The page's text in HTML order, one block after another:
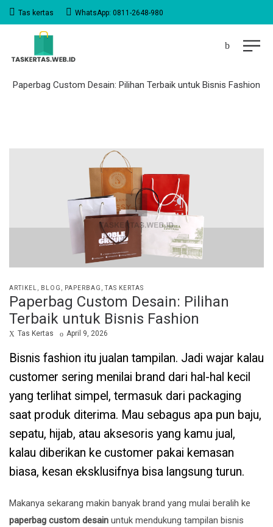
Tas kertas WhatsApp: 0811-2648-980
Paperbag Custom Desain: Pilihan Terbaik untuk Bisnis Fashion
POSTED
IN
ARTIKEL BLOG PAPERBAG TAS KERTAS
Paperbag Custom Desain: Pilihan
Terbaik untuk Bisnis Fashion
by
Tas Kertas
Posted
April 9, 2026
Bisnis fashion itu jualan tampilan. Jadi wajar kalau
customer sering menilai brand dari hal-hal kecil
yang terlihat simpel, termasuk dari packaging
saat produk diterima. Mau sebagus apa pun baju,
sepatu, hijab, atau aksesoris yang kamu jual,
kalau diberikan ke customer pakai kemasan
biasa, kesan eksklusifnya bisa langsung turun.
Makanya sekarang makin banyak brand yang mulai beralih ke
paperbag custom desain untuk mendukung tampilan bisnis